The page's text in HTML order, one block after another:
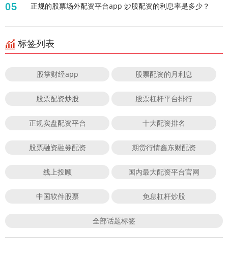
05 正规的股票场外配资平台app 炒股配资的利息率是多少？
标签列表
股掌财经app 股票配资的月利息
股票配资炒股 股票杠杆平台排行
正规实盘配资平台 十大配资排名
股票融资融券配资 期货行情鑫东财配资
线上投顾 国内最大配资平台官网
中国软件股票 免息杠杆炒股
全部话题标签